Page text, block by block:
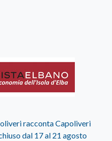
racconta Capoliveri
dal 17 al 21 agosto